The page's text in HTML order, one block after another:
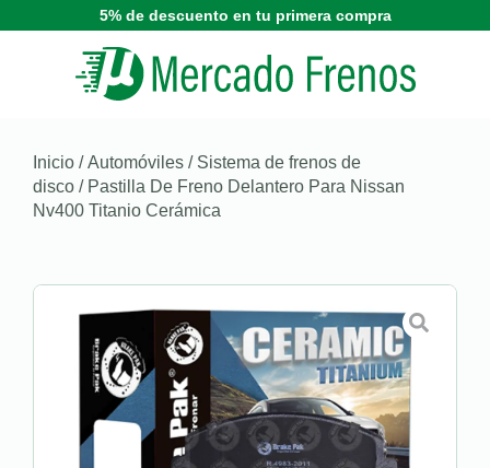
5% de descuento en tu primera compra
Inicio /Automóviles / Sistema de frenos de
disco / Pastilla De Freno Delantero Para Nissan
Nv400 Titanio Cerámica